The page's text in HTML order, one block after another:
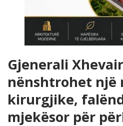
Gjenerali
nënshtrohet një
kirurgjike,
mjekësor për